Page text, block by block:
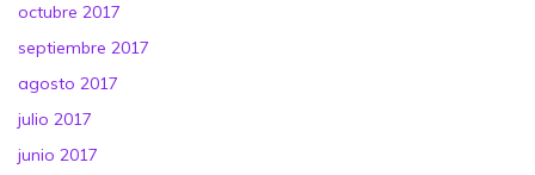
octubre 2017
septiembre 2017
agosto 2017
julio 2017
junio 2017